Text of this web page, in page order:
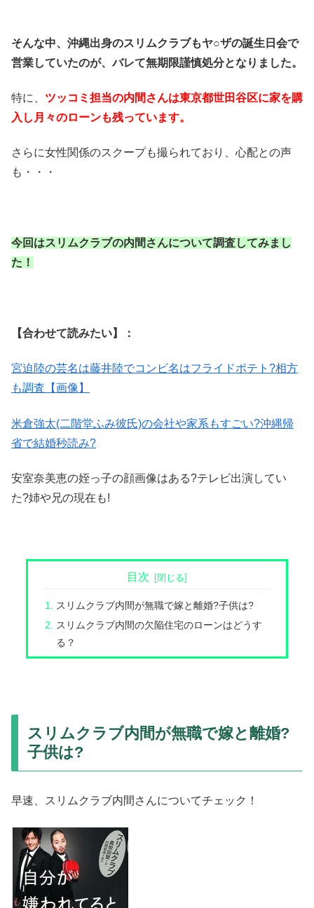
そんな中、沖縄出身のスリムクラブもヤ○ザの誕生日会で
営業していたのが、バレて無期限謹慎処分となりました。
特に、 ツッコミ担当の内間さんは東京都世田谷区に家を購
入し月々のローンも残っています。
さらに女性関係のスクープも撮られており、心配との声
も・・・
今回はスリムクラブの内間さんについて調査してみまし
た！
【合わせて読みたい】：
宮迫陸の芸名は藤井陸でコンビ名はフライドポテト?相方
も調査【画像】
米倉強太(二階堂ふみ彼氏)の会社や家系もすごい?沖縄帰
省で結婚秒読み?
安室奈美恵の姪っ子の顔画像はある?テレビ出演してい
た?姉や兄の現在も!
目次
スリムクラブ内間が無職で嫁と離婚?子供は?
スリムクラブ内間の欠陥住宅のローンはどうす
る？
スリムクラブ内間が無職で嫁と離婚?
子供は?
早速、スリムクラブ内間さんについてチェック！